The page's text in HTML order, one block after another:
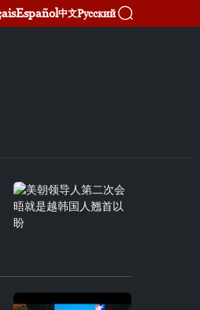
Español中文Русский